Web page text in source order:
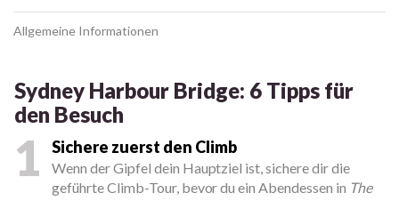
Allgemeine Informationen
Sydney Harbour Bridge: 6 Tipps für
den Besuch
1 Sichere zuerst den Climb
Wenn der Gipfel dein Hauptziel ist, sichere dir die
geführte Climb-Tour, bevor du ein Abendessen in The